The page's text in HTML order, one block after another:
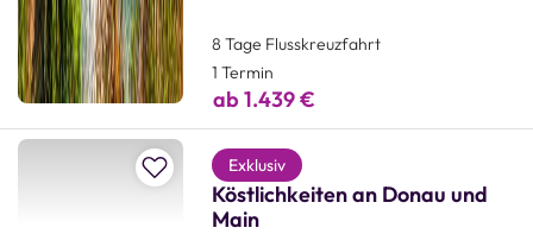
8 Tage Flusskreuzfahrt
1 Termin
ab 1.439 €
Zur Merkliste hinzufügen
Exklusiv
Köstlichkeiten an Donau und
Main